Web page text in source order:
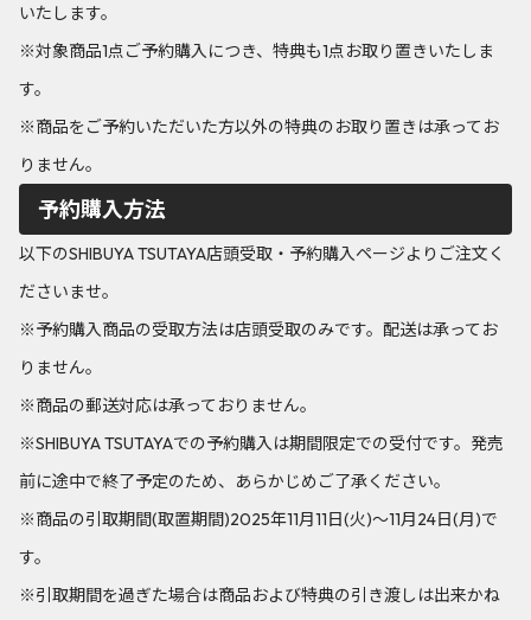
いたします。
※対象商品1点ご予約購入につき、特典も1点お取り置きいたしま
す。
※商品をご予約いただいた方以外の特典のお取り置きは承ってお
りません。
予約購入方法
以下のSHIBUYA TSUTAYA店頭受取・予約購入ページよりご注文く
ださいませ。
※予約購入商品の受取方法は店頭受取のみです。配送は承ってお
りません。
※商品の郵送対応は承っておりません。
※SHIBUYA TSUTAYAでの予約購入は期間限定での受付です。発売
前に途中で終了予定のため、あらかじめご了承ください。
※商品の引取期間(取置期間)2025年11月11日(火)～11月24日(月)で
す。
※引取期間を過ぎた場合は商品および特典の引き渡しは出来かね